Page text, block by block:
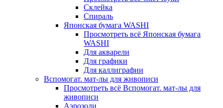
Склейка
Спираль
Японская бумага WASHI
Просмотреть всё Японская бумага
WASHI
Для акварели
Для графики
Для каллиграфии
Вспомогат. мат-лы для живописи
Просмотреть всё Вспомогат. мат-лы для
живописи
Аэрозоли